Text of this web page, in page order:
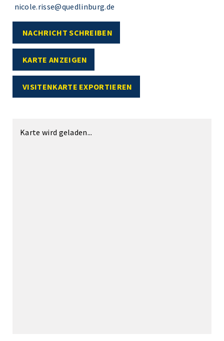
nicole.risse@quedlinburg.de
NACHRICHT SCHREIBEN
KARTE ANZEIGEN
VISITENKARTE EXPORTIEREN
Karte wird geladen...